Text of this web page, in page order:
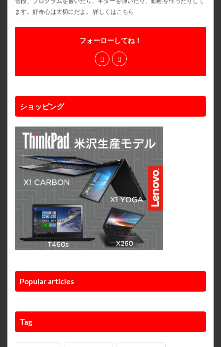
ます。好奇心は大切にだよ。 詳しくはこちら
フォーローしてね！
ショッピング
Popular articles
Tag